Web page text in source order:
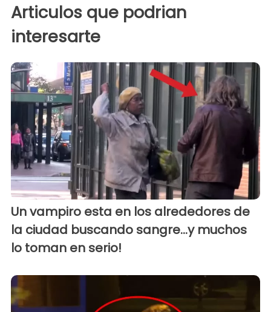
Articulos que podrian
interesarte
Un vampiro esta en los alrededores de
la ciudad buscando sangre...y muchos
lo toman en serio!